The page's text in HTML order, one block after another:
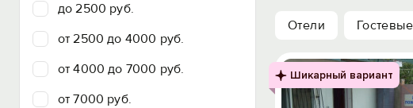
до 2500 руб.
от 2500 до 4000 руб.
от 4000 до 7000 руб.
от 7000 руб.
Отели
Шикарный вариант